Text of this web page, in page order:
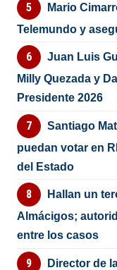
Mario
Telemundo y
Juan Luis
Milly Quezada y
Presidente 2026
Santiago
puedan votar en
del Estado
Hallan un
Almácigos;
entre los casos
Director de